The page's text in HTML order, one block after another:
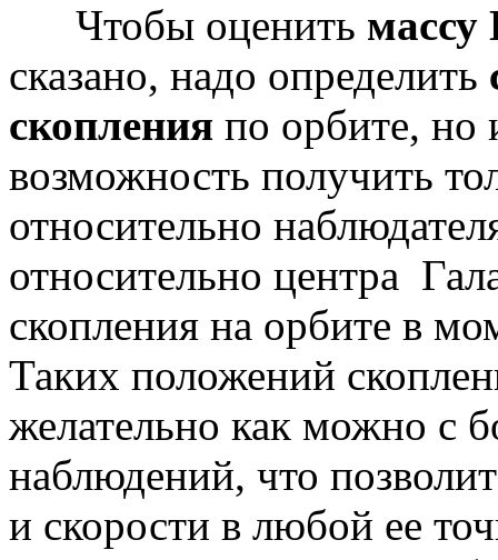
Чтобы оценить массу
сказано, надо определить
скопления по орбите, но
возможность получить
относительно
относительно центра
скопления на орбите в
Таких положений
желательно как можно с
наблюдений, что
и скорости в любой ее